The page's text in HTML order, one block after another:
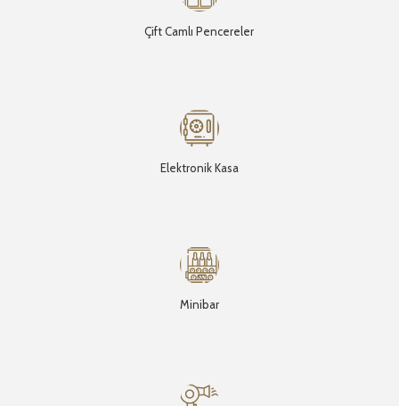
Çift Camlı Pencereler
Elektronik Kasa
Minibar